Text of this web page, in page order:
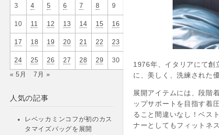
3 4 5 6 7 8 9
10 11 12 13 14 15 16
17 18 19 20 21 22 23
24 25 26 27 28 29 30
« 5月 7月 »
人気の記事
レベッカミンコフが初のカス
タマイズバッグを展開
1976年、イタリアにて創
に、美しく、洗練された
展開アイテムには、段階
ップサポートを目指す着
ること間違いなし！ベス
ナーとしてもフィットネ